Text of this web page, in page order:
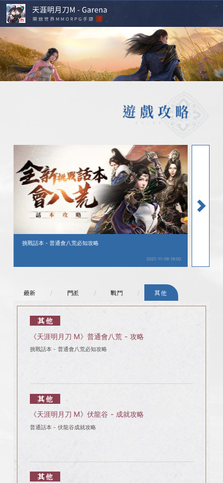
挑戰話本 - 普通會八荒必知攻略
2021-11-09 18:00
最新 門派 戰鬥 其他
其他
《天涯明月刀 M》普通會八荒 - 攻略
挑戰話本 - 普通會八荒必知攻略
其他
《天涯明月刀 M》伏龍谷 - 成就攻略
普通話本 - 伏龍谷成就攻略
其他